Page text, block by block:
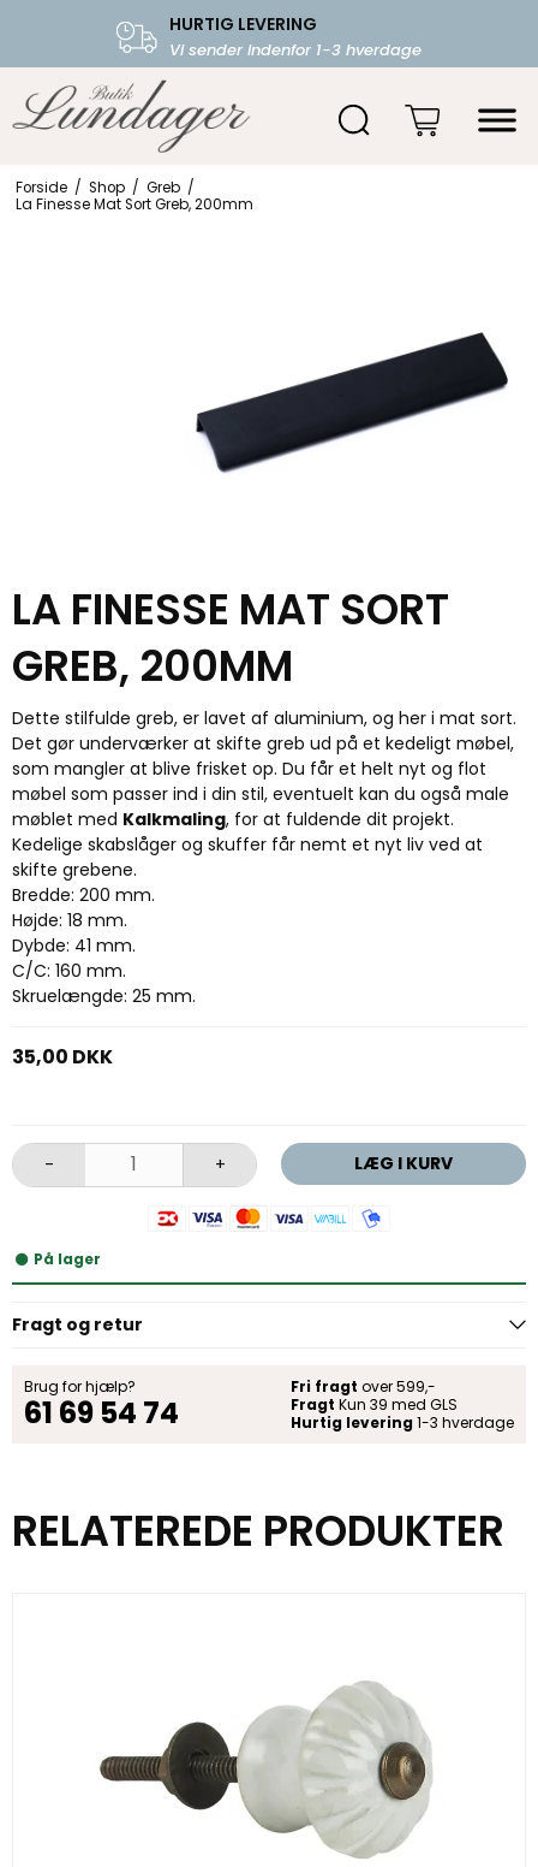
HURTIG LEVERING
Vi sender indenfor 1-3 hverdage
FRI FRAGT OVER 599.-
Starter fra 39,-
Forside / Shop / Greb /
La Finesse Mat Sort Greb, 200mm
LA FINESSE MAT SORT
GREB, 200MM
Dette stilfulde greb, er lavet af aluminium, og her i mat sort.
Det gør underværker at skifte greb ud på et kedeligt møbel,
som mangler at blive frisket op. Du får et helt nyt og flot
møbel som passer ind i din stil, eventuelt kan du også male
møblet med Kalkmaling, for at fuldende dit projekt.
Kedelige skabslåger og skuffer får nemt et nyt liv ved at
skifte grebene.
Bredde: 200 mm.
Højde: 18 mm.
Dybde: 41 mm.
C/C: 160 mm.
Skruelængde: 25 mm.
35,00 DKK
- + LÆG I KURV
På lager
Fragt og retur
Brug for hjælp?
61 69 54 74
Fri fragt over 599,-
Fragt Kun 39 med GLS
Hurtig levering 1-3 hverdage
RELATEREDE PRODUKTER